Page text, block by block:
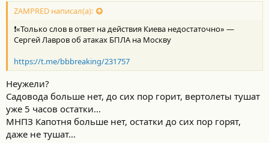
ZAMPRED написал(а):
❗️«Только слов в ответ на действия Киева недостаточно» —
Сергей Лавров об атаках БПЛА на Москву
https://t.me/bbbreaking/231757
Неужели?
Садовода больше нет, до сих пор горит, вертолеты тушат
уже 5 часов остатки...
МНПЗ Капотня больше нет, остатки до сих пор горят,
даже не тушат...